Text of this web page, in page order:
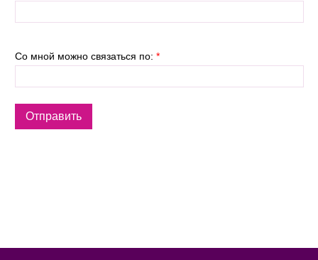
Со мной можно связаться по: *